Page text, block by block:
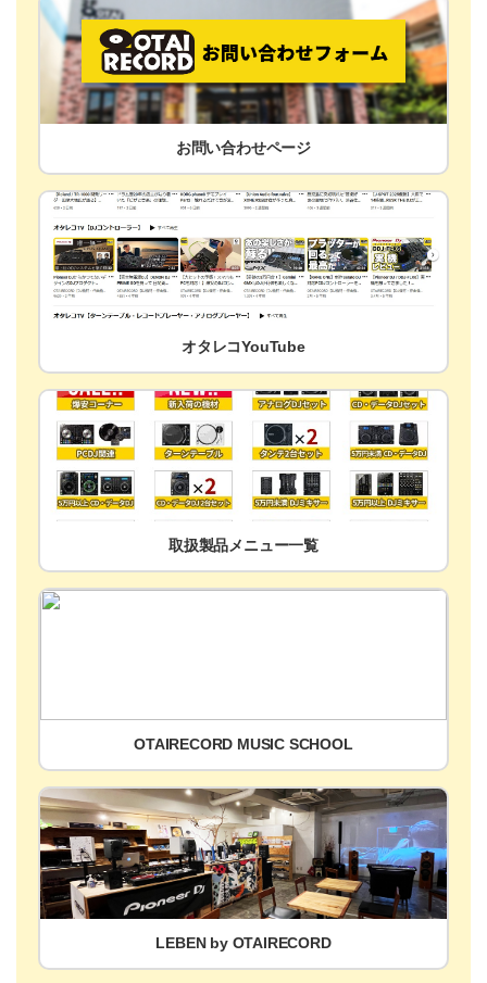
お問い合わせページ
オタレコYouTube
取扱製品メニュー一覧
OTAIRECORD MUSIC SCHOOL
LEBEN by OTAIRECORD